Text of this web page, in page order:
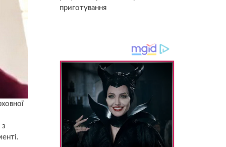
з
приготування